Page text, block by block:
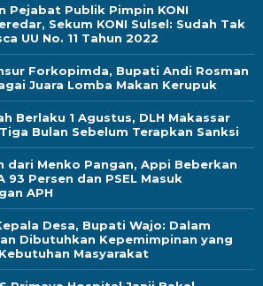
Pejabat Publik Pimpin KONI
Sekum KONI Sulsel: Sudah Tak
UU No. 11 Tahun 2022
Forkopimda, Bupati Andi Rosman
Juara Lomba Makan Kerupuk
Berlaku 1 Agustus, DLH Makassar
Bulan Sebelum Terapkan Sanksi
dari Menko Pangan, Appi Beberkan
93 Persen dan PSEL Masuk
APH
Desa, Bupati Wajo: Dalam
Dibutuhkan Kepemimpinan yang
Masyarakat